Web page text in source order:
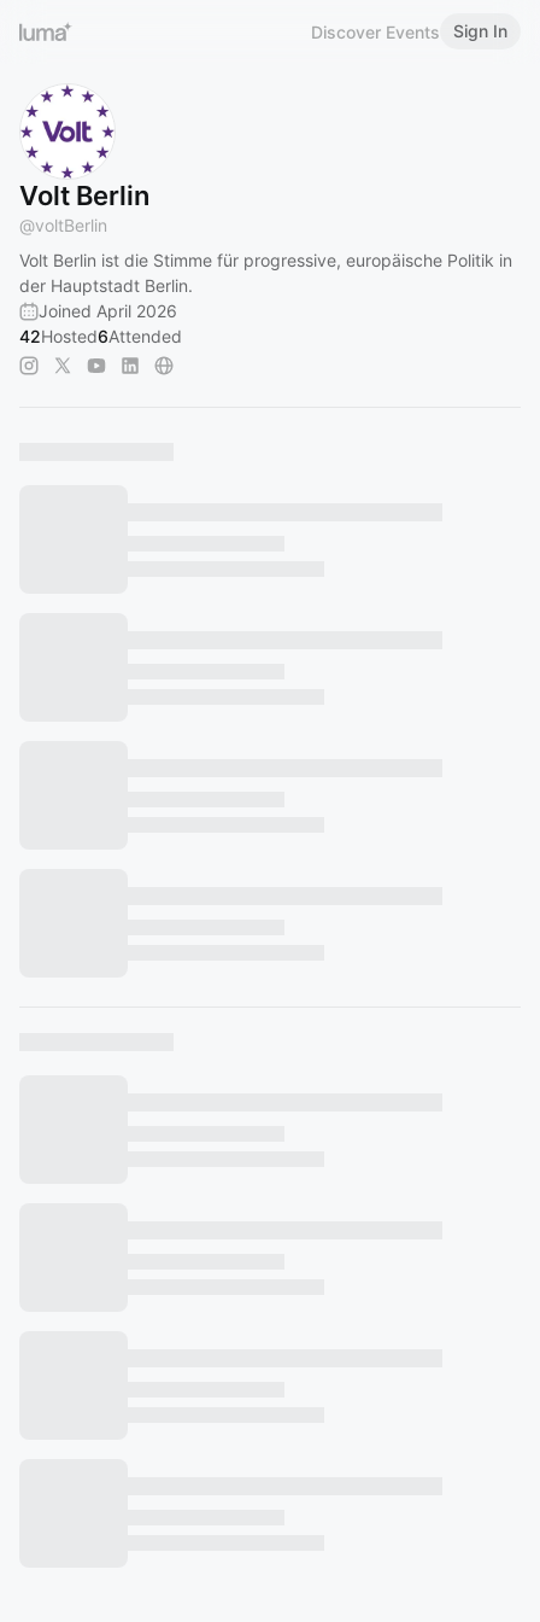
Discover Events Sign In
Volt Berlin
@voltBerlin
Volt Berlin ist die Stimme für progressive, europäische Politik in
der Hauptstadt Berlin.
Joined April 2026
42Hosted6Attended